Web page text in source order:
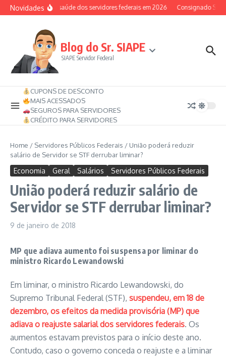
Ir para o conteúdo
NovidadesAuxílio-saúde dos servidores federais em 2026 Consignado
Blog do Sr. SIAPE
SIAPE Servidor Federal
CUPONS DE DESCONTO
MAIS ACESSADOS
SEGUROS PARA SERVIDORES
CRÉDITO PARA SERVIDORES
Home / Servidores Públicos Federais / União poderá reduzir
salário de Servidor se STF derrubar liminar?
Economia Geral Salários Servidores Públicos Federais
União poderá reduzir salário de
Servidor se STF derrubar liminar?
9 de janeiro de 2018
MP que adiava aumento foi suspensa por liminar do
ministro Ricardo Lewandowski
Em liminar, o ministro Ricardo Lewandowski, do
Supremo Tribunal Federal (STF), suspendeu, em 18 de
dezembro, os efeitos da medida provisória (MP) que
adiava o reajuste salarial dos servidores federais. Os
aumentos estavam previstos para o início deste ano.
Contudo, caso o governo conceda o reajuste e a liminar